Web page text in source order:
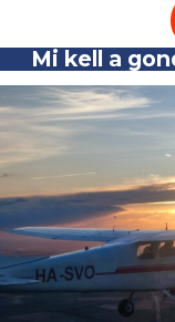
Mi kell a